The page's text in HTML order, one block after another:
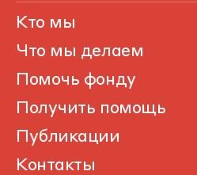
Кто мы
Что мы делаем
Помочь фонду
Получить помощь
Публикации
Контакты